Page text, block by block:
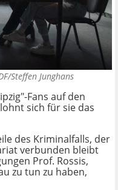
Steffen Junghans
Fans auf den
sich für sie das
des Kriminalfalls, der
verbunden bleibt
Prof. Rossis,
zu tun zu haben,